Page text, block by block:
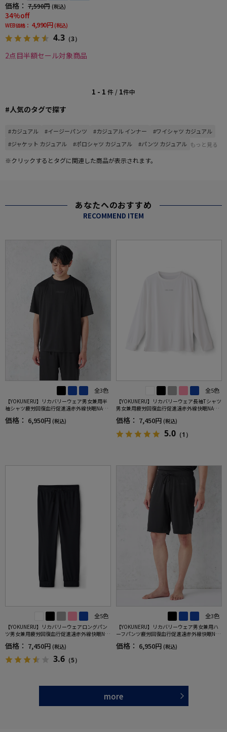
価格： 7,590円 (税込)
34%off
WEB価格： 4,990円 (税込)
4.3 （3）
2点目半額セール対象商品
1 - 1 件 / 1件中
#人気のタグで探す
#カジュアル #イージーパンツ #カジュアル インナー
#ワイシャツ カジュアル
#ジャケット カジュアル
#ポロシャツ カジュアル #パンツ カジュアル もっと見る
※クリックするとタグに関連した商品が表示されます。
あなたへのおすすめ
RECOMMEND ITEM
全3色
【YOKUNERU】リカバリーウェア男女兼用半
袖シャツ疲労回復血行促進遠赤外線快眠NANO
MIX(R)【一般医療機器】SS～LLサイズ
価格： 6,950円 (税込)
全5色
【YOKUNERU】リカバリーウェア長袖Tシャツ
男女兼用疲労回復血行促進遠赤外線快眠NANO
MIX(R)【一般医療機器】SS～LLサイズ
価格： 7,450円 (税込)
5.0 （1）
全5色
【YOKUNERU】リカバリーウェアロングパン
ツ男女兼用疲労回復血行促進遠赤外線快眠NA
NOMIX(R)【一般医療機器】SS～LLサイズ
価格： 7,450円 (税込)
3.6 （5）
全3色
【YOKUNERU】リカバリーウェア男女兼用ハ
ーフパンツ疲労回復血行促進遠赤外線快眠NA
NOMIX(R)【一般医療機器】SS～LLサイズ
価格： 6,950円 (税込)
more